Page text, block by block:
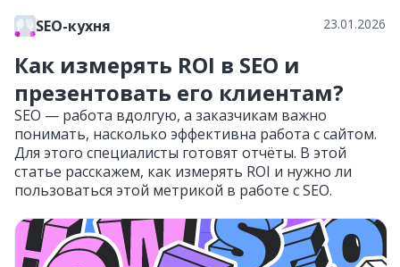
SEO-кухня 23.01.2026
Как измерять ROI в SEO и
презентовать его клиентам?
SEO — работа вдолгую, а заказчикам важно
понимать, насколько эффективна работа с сайтом.
Для этого специалисты готовят отчёты. В этой
статье расскажем, как измерять ROI и нужно ли
пользоваться этой метрикой в работе с SEO.